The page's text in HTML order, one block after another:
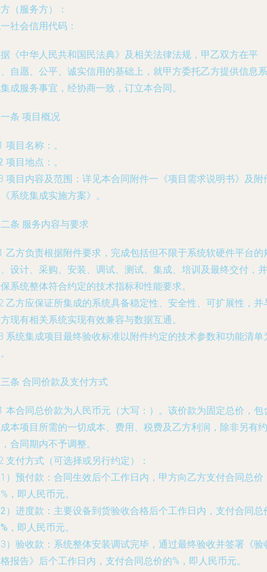
（服务方）：
社会信用代码：
《中华人民共和国民法典》及相关法律法规，甲乙双方在平
自愿、公平、诚实信用的基础上，就甲方委托乙方提供信息系
成服务事宜，经协商一致，订立本合同。
条 项目概况
项目名称： 。
项目地点： 。
项目内容及范围：详见本合同附件一《项目需求说明书》及附
系统集成实施方案》。
条 服务内容与要求
乙方负责根据附件要求，完成包括但不限于系统软硬件平台的
设计、采购、安装、调试、测试、集成、培训及最终交付，并
系统整体符合约定的技术指标和性能要求。
乙方应保证所集成的系统具备稳定性、安全性、可扩展性，并
现有相关系统实现有效兼容与数据互通。
系统集成项目最终验收标准以附件约定的技术参数和功能清单
条 合同价款及支付方式
本合同总价款为人民币元（大写： ）。该价款为固定总价，包
本项目所需的一切成本、费用、税费及乙方利润，除非另有约
合同期内不予调整。
支付方式（可选择或另行约定）：
）预付款：合同生效后个工作日内，甲方向乙方支付合同总价
%，即人民币元。
）进度款：主要设备到货验收合格后个工作日内，支付合同总
%，即人民币元。
）验收款：系统整体安装调试完毕，通过最终验收并签署《验
报告》后个工作日内，支付合同总价的%，即人民币元。